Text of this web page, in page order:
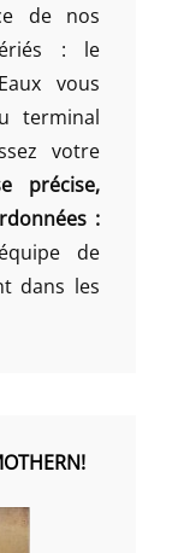
de nos
: le
vous
terminal
votre
précise,
:
de
dans les